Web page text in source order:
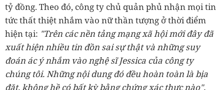
tỷ đồng. Theo đó, công ty chủ quản phủ nhận mọi tin
tức thất thiệt nhắm vào nữ thần tượng ở thời điểm
hiện tại: "Trên các nền tảng mạng xã hội mới đây đã
xuất hiện nhiều tin đồn sai sự thật và những suy
đoán ác ý nhắm vào nghệ sĩ Jessica của công ty
chúng tôi. Những nội dung đó đều hoàn toàn là bịa
đặt, không hề có bất kỳ bằng chứng xác thực nào".